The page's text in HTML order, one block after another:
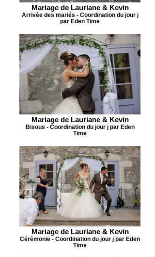
Mariage de Lauriane & Kevin
Arrivée des mariés - Coordination du jour j
par Eden Time
Mariage de Lauriane & Kevin
Bisous - Coordination du jour j par Eden
Time
Mariage de Lauriane & Kevin
Cérémonie - Coordination du jour j par Eden
Time